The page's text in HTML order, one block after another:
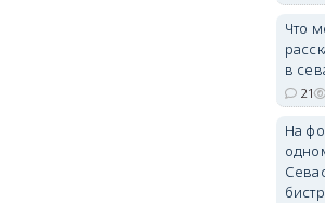
Что
в
21
На